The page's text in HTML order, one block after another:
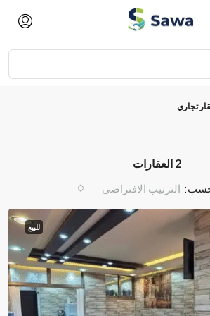
تجاري
2 العقارات
حسب: الترتيب الافتراضي
للبيع